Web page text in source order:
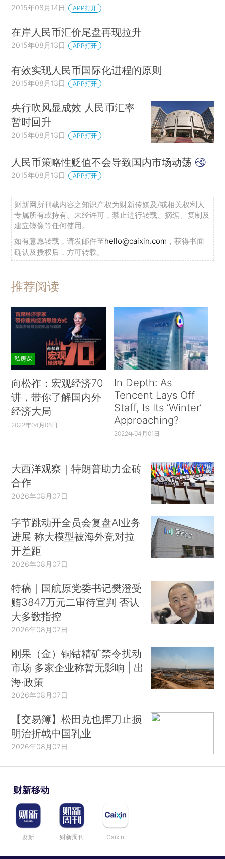
2015年08月14日 APP打开
在岸人民币汇价尾盘再现拉升
2015年08月13日 APP打开
有效实现人民币国际化进程的原则
2015年08月13日 APP打开
央行吹风显成效 人民币汇率
暂时回升
2015年08月13日 APP打开
人民币策略性贬值不会导致国内市场动荡
2015年08月13日 APP打开
财新网所刊载内容之知识产权为财新传媒及/或相关权利人
专属所有或持有。未经许可，禁止进行转载、摘编、复制及
建立镜像等任何使用。
如有意愿转载，请发邮件至hello@caixin.com ，获得书面
确认及授权后，方可转载。
推荐阅读
私房课
向松祚：宏观经济70
讲，带你了解国内外
经济大局
2022年04月06日
In Depth: As
Tencent Lays Off
Staff, Is Its ‘Winter’
Approaching?
2022年04月01日
大西洋观察｜特朗普助力金砖
合作
2026年08月07日
字节跳动开全员会复盘AI业务
进展 称大模型被海外竞对拉
开差距
2026年08月07日
特稿｜国航原党委书记樊澄受
贿3847万元二审待宣判 否认
大多数指控
2026年08月07日
刚果（金）铜钴精矿禁令扰动
市场 多家企业称暂无影响 | 出
海·政策
2026年08月07日
【交易簿】松田克也挥刀止损
明治折戟中国乳业
2026年08月07日
财新移动
财新 财新周刊 Caixin